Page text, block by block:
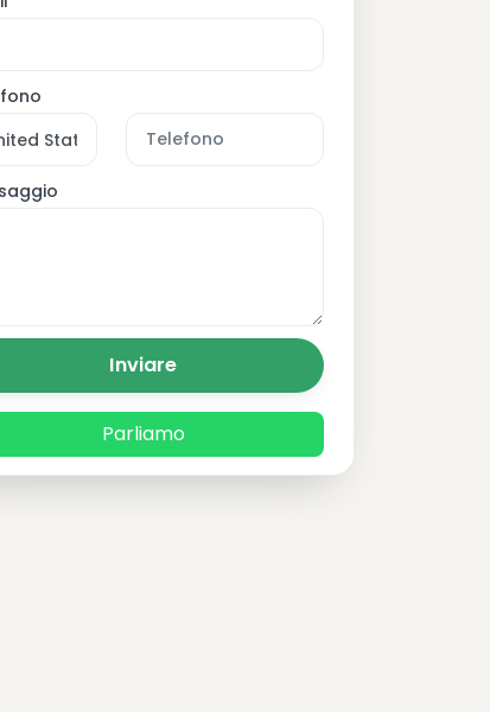
Inviare
Parliamo